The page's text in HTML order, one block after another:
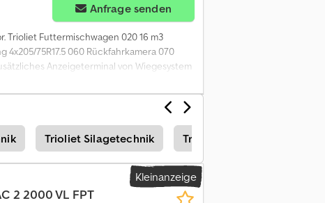
Anfrage senden
Trioliet Futtermischwagen 020 16 m3
75R17.5 060 Rückfahrkamera 070
Anzeigeterminal von Wiegesystem
Trioliet Silagetechnik Trioliet Landmaschinen
Kleinanzeige
2 2000 VL FPT